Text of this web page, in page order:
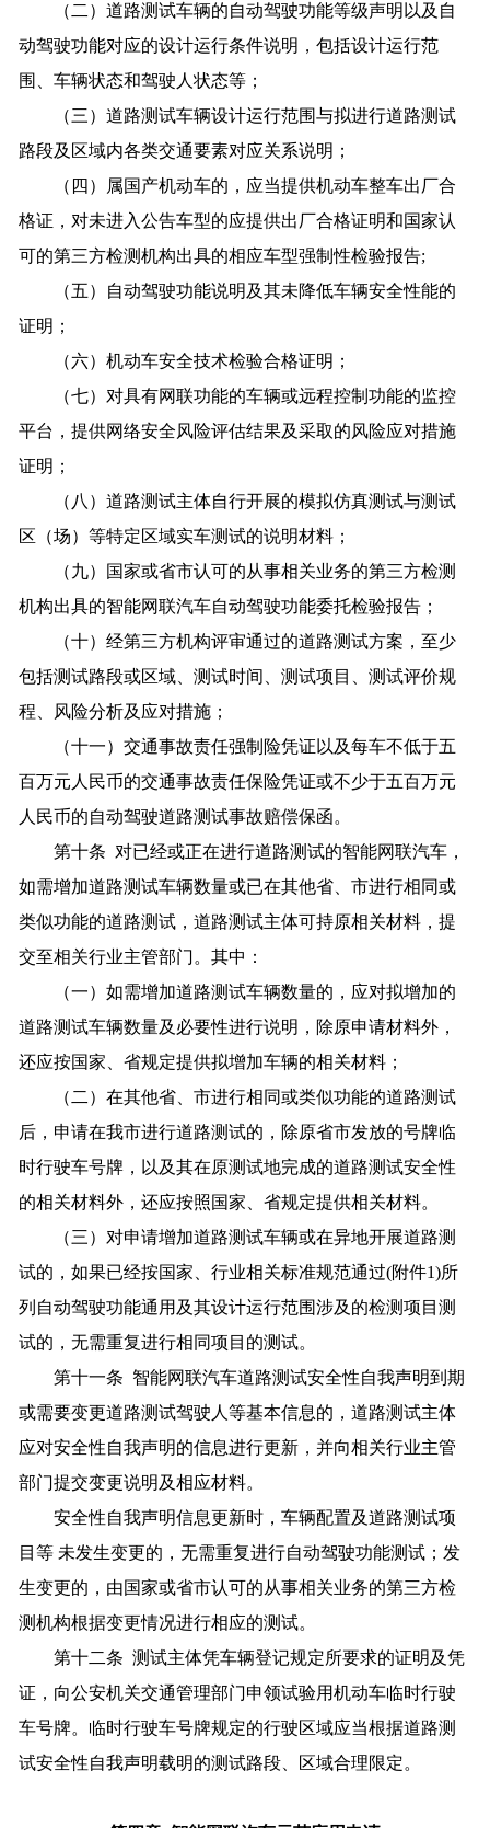
（二）道路测试车辆的自动驾驶功能等级声明以及自
动驾驶功能对应的设计运行条件说明，包括设计运行范
围、车辆状态和驾驶人状态等；
（三）道路测试车辆设计运行范围与拟进行道路测试
路段及区域内各类交通要素对应关系说明；
（四）属国产机动车的，应当提供机动车整车出厂合
格证，对未进入公告车型的应提供出厂合格证明和国家认
可的第三方检测机构出具的相应车型强制性检验报告;
（五）自动驾驶功能说明及其未降低车辆安全性能的
证明；
（六）机动车安全技术检验合格证明；
（七）对具有网联功能的车辆或远程控制功能的监控
平台，提供网络安全风险评估结果及采取的风险应对措施
证明；
（八）道路测试主体自行开展的模拟仿真测试与测试
区（场）等特定区域实车测试的说明材料；
（九）国家或省市认可的从事相关业务的第三方检测
机构出具的智能网联汽车自动驾驶功能委托检验报告；
（十）经第三方机构评审通过的道路测试方案，至少
包括测试路段或区域、测试时间、测试项目、测试评价规
程、风险分析及应对措施；
（十一）交通事故责任强制险凭证以及每车不低于五
百万元人民币的交通事故责任保险凭证或不少于五百万元
人民币的自动驾驶道路测试事故赔偿保函。
第十条 对已经或正在进行道路测试的智能网联汽车，
如需增加道路测试车辆数量或已在其他省、市进行相同或
类似功能的道路测试，道路测试主体可持原相关材料，提
交至相关行业主管部门。其中：
（一）如需增加道路测试车辆数量的，应对拟增加的
道路测试车辆数量及必要性进行说明，除原申请材料外，
还应按国家、省规定提供拟增加车辆的相关材料；
（二）在其他省、市进行相同或类似功能的道路测试
后，申请在我市进行道路测试的，除原省市发放的号牌临
时行驶车号牌，以及其在原测试地完成的道路测试安全性
的相关材料外，还应按照国家、省规定提供相关材料。
（三）对申请增加道路测试车辆或在异地开展道路测
试的，如果已经按国家、行业相关标准规范通过(附件1)所
列自动驾驶功能通用及其设计运行范围涉及的检测项目测
试的，无需重复进行相同项目的测试。
第十一条 智能网联汽车道路测试安全性自我声明到期
或需要变更道路测试驾驶人等基本信息的，道路测试主体
应对安全性自我声明的信息进行更新，并向相关行业主管
部门提交变更说明及相应材料。
安全性自我声明信息更新时，车辆配置及道路测试项
目等 未发生变更的，无需重复进行自动驾驶功能测试；发
生变更的，由国家或省市认可的从事相关业务的第三方检
测机构根据变更情况进行相应的测试。
第十二条 测试主体凭车辆登记规定所要求的证明及凭
证，向公安机关交通管理部门申领试验用机动车临时行驶
车号牌。临时行驶车号牌规定的行驶区域应当根据道路测
试安全性自我声明载明的测试路段、区域合理限定。